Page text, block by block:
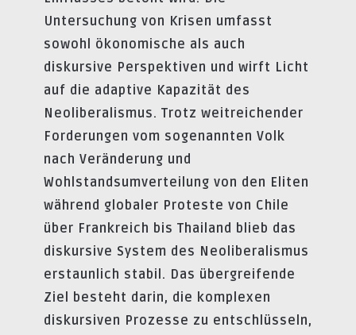
Untersuchung von Krisen umfasst
sowohl ökonomische als auch
diskursive Perspektiven und wirft Licht
auf die adaptive Kapazität des
Neoliberalismus. Trotz weitreichender
Forderungen vom sogenannten Volk
nach Veränderung und
Wohlstandsumverteilung von den Eliten
während globaler Proteste von Chile
über Frankreich bis Thailand blieb das
diskursive System des Neoliberalismus
erstaunlich stabil. Das übergreifende
Ziel besteht darin, die komplexen
diskursiven Prozesse zu entschlüsseln,